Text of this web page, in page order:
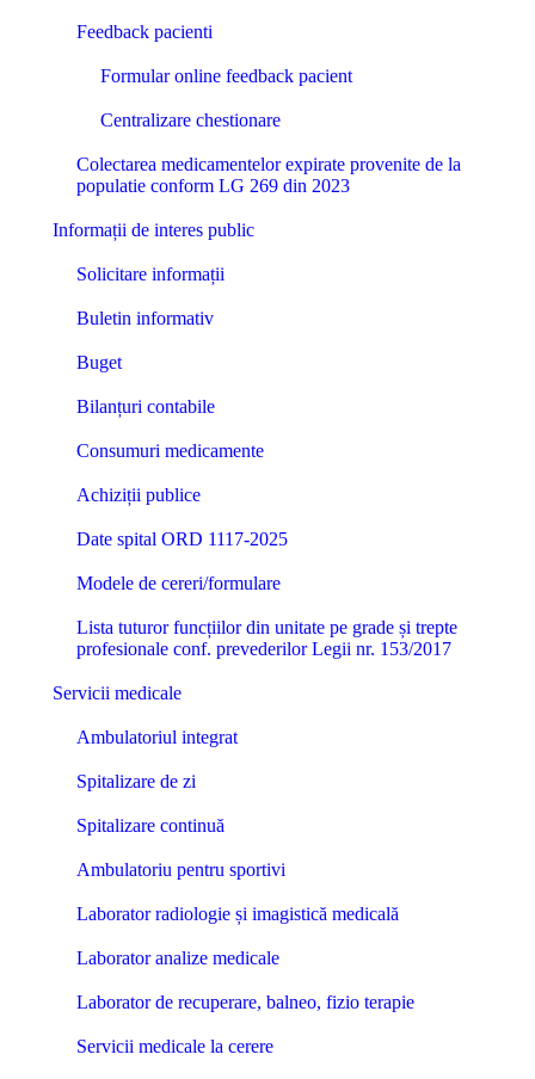
Feedback pacienti
Formular online feedback pacient
Centralizare chestionare
Colectarea medicamentelor expirate provenite de la
populatie conform LG 269 din 2023
Informații de interes public
Solicitare informații
Buletin informativ
Buget
Bilanțuri contabile
Consumuri medicamente
Achiziții publice
Date spital ORD 1117-2025
Modele de cereri/formulare
Lista tuturor funcțiilor din unitate pe grade și trepte
profesionale conf. prevederilor Legii nr. 153/2017
Servicii medicale
Ambulatoriul integrat
Spitalizare de zi
Spitalizare continuă
Ambulatoriu pentru sportivi
Laborator radiologie și imagistică medicală
Laborator analize medicale
Laborator de recuperare, balneo, fizio terapie
Servicii medicale la cerere